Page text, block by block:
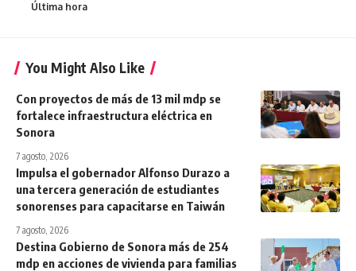
Última hora
You Might Also Like
Con proyectos de más de 13 mil mdp se
fortalece infraestructura eléctrica en
Sonora
7 agosto, 2026
Impulsa el gobernador Alfonso Durazo a
una tercera generación de estudiantes
sonorenses para capacitarse en Taiwán
7 agosto, 2026
Destina Gobierno de Sonora más de 254
mdp en acciones de vivienda para familias